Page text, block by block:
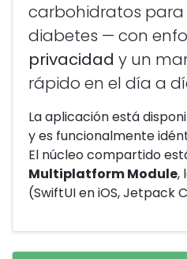
carbohidratos para
diabetes — con
privacidad y un
rápido en el día a
La aplicación está
y es funcionalmente
El núcleo compartido
Multiplatform Module,
(SwiftUI en iOS, Jetpack